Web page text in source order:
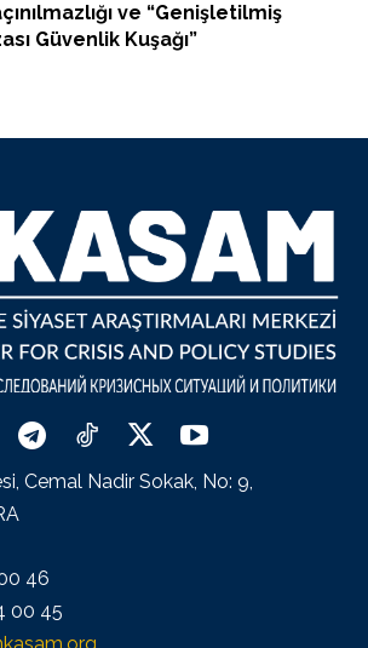
ve “Genişletilmiş
Güvenlik Kuşağı”
Cemal Nadir Sokak, No: 9,
46
00 45